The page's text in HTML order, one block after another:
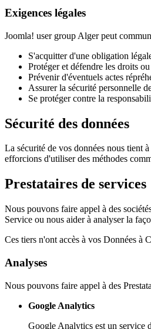
Exigences légales
Joomla! user group Alger peut
S'acquitter d'une obligation
Protéger et défendre les droits
Prévenir d'éventuels actes
Assurer la sécurité personnelle
Se protéger contre la
Sécurité des données
La sécurité de vos données nous tient
efforcions d'utiliser des méthodes
Prestataires de services
Nous pouvons faire appel à des
Service ou nous aider à analyser la
Ces tiers n'ont accès à vos Données à
Analyses
Nous pouvons faire appel à des
Google Analytics
Google Analytics est un service